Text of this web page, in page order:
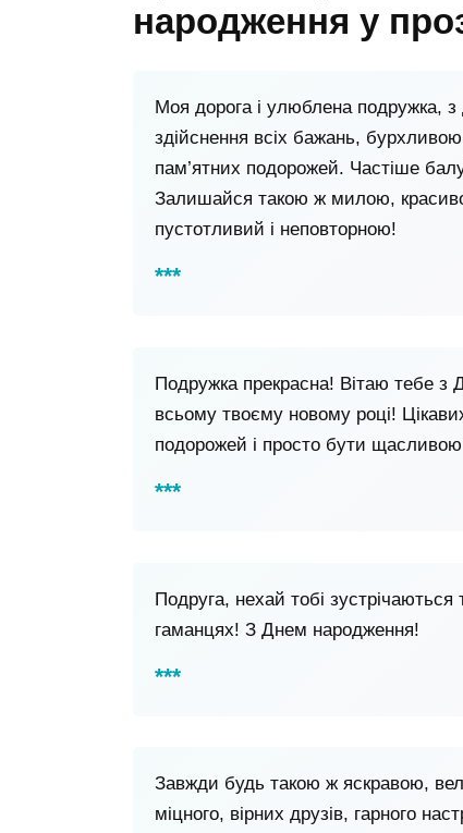
народження у
Моя дорога і улюблена подружка,
здійснення всіх бажань,
пам’ятних подорожей. Частіше
Залишайся такою ж милою,
пустотливий і неповторною!
Подружка прекрасна! Вітаю тебе з
всьому твоєму новому році!
подорожей і просто бути
Подруга, нехай тобі
гаманцях! З Днем народження!
Завжди будь такою ж яскравою,
міцного, вірних друзів, гарного